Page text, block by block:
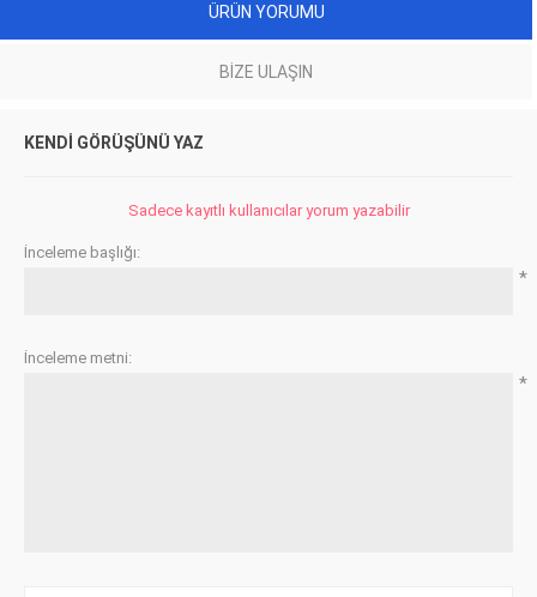
ÜRÜN YORUMU
BIZE ULAŞIN
KENDI GÖRÜŞÜNÜ YAZ
Sadece kayıtlı kullanıcılar yorum yazabilir
İnceleme başlığı:
*
İnceleme metni:
*